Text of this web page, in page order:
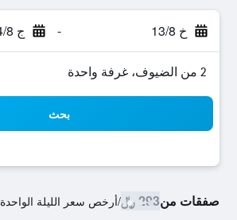
خ 13/8 - ج 14/8
2 من الضيوف، غرفة واحدة
بحث
صفقات من293 ﷼ /أرخص سعر الليلة الواحدة